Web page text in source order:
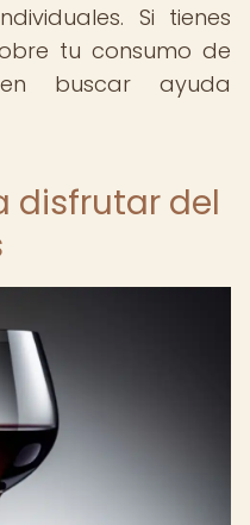
Si tienes
tu consumo de
buscar ayuda
disfrutar del